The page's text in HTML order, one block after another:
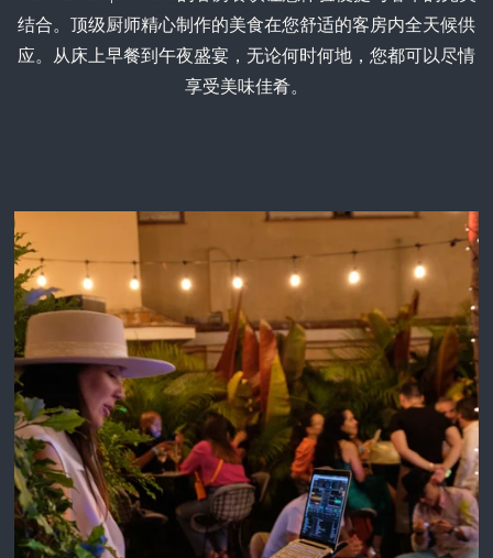
结合。顶级厨师精心制作的美食在您舒适的客房内全天候供
应。从床上早餐到午夜盛宴，无论何时何地，您都可以尽情
享受美味佳肴。